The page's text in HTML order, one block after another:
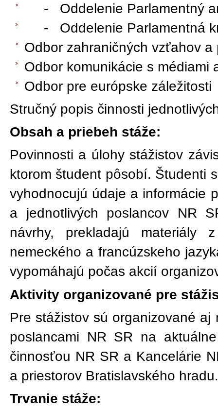
- Oddelenie Parlamentný
- Oddelenie Parlamentná
Odbor zahraničných vzťahov a
Odbor komunikácie s médiami
Odbor pre európske záležitosti
Stručný popis činnosti
Obsah a priebeh stáže:
Povinnosti a úlohy stážistov
ktorom študent pôsobí. Študenti
vyhodnocujú údaje a informácie
a jednotlivých poslancov NR
návrhy, prekladajú materiály
nemeckého a francúzskeho
vypomáhajú počas akcií
Aktivity organizované pre
Pre stážistov sú organizované
poslancami NR SR na
činnosťou NR SR a Kancelárie
a priestorov Bratislavského hradu.
Trvanie stáže: